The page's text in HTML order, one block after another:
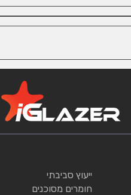
ייעוץ סביבתי
חומרים מסוכנים